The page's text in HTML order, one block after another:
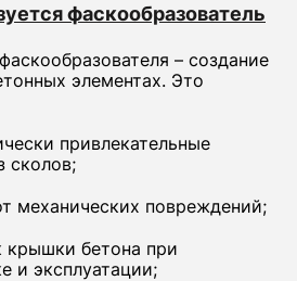
фаскообразователь
– создание
элементах. Это
привлекательные
сколов;
механических повреждений;
крышки бетона при
и эксплуатации;